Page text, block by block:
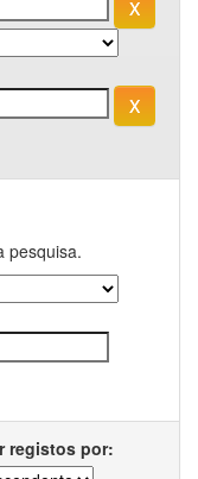
pesquisa.
registos por: